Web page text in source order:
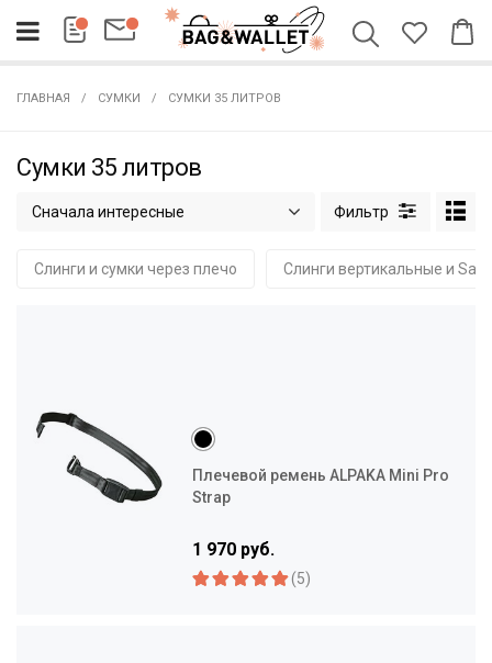
ГЛАВНАЯ СУМКИ СУМКИ 35 ЛИТРОВ
Сумки 35 литров
Сначала интересные
Слинги и сумки через плечо Слинги вертикальные и
Плечевой ремень ALPAKA Mini Pro
Strap
1 970 руб.
(5)